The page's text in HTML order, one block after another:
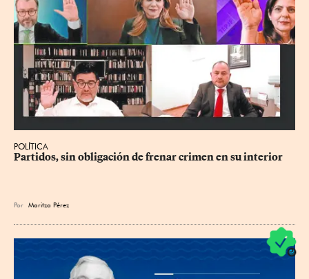
POLÍTICA
Partidos, sin obligación de frenar crimen en su interior
Por Maritza Pérez